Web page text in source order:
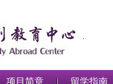
项目简章 留学指南